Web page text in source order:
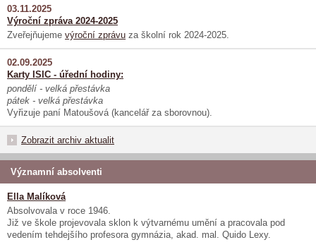
03.11.2025
Výroční zpráva 2024-2025
Zveřejňujeme výroční zprávu za školní rok 2024-2025.
02.09.2025
Karty ISIC - úřední hodiny:
pondělí - velká přestávka
pátek - velká přestávka
Vyřizuje paní Matoušová (kancelář za sborovnou).
Zobrazit archiv aktualit
Významní absolventi
Ella Malíková
Absolvovala v roce 1946.
Již ve škole projevovala sklon k výtvarnému umění a pracovala pod
vedením tehdejšího profesora gymnázia, akad. mal. Quido Lexy.